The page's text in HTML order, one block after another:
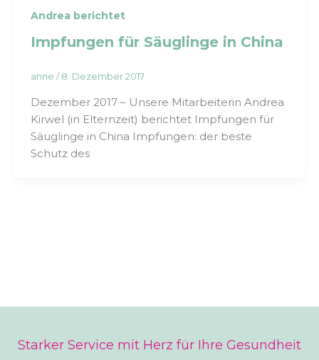
Andrea berichtet
Impfungen für Säuglinge in China
anne /8. Dezember 2017
Dezember 2017 – Unsere Mitarbeiterin Andrea
Kirwel (in Elternzeit) berichtet Impfungen für
Säuglinge in China Impfungen: der beste
Schutz des
Starker Service mit Herz für Ihre Gesundheit